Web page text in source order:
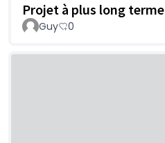
Projet à plus long terme
Guy 0